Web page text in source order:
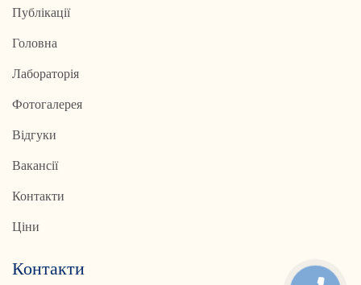
Публікації
Головна
Лабораторія
Фотогалерея
Відгуки
Вакансії
Контакти
Ціни
Контакти